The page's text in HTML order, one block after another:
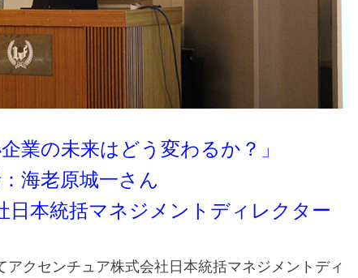
業の未来はどう変わるか？」
海老原城一さん
日本統括マネジメントディレクター
クセンチュア株式会社日本統括マネジメントディ